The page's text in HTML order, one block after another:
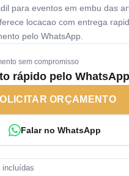
para eventos em embu das
locacao com entrega
pelo WhatsApp.
sem compromisso
rápido pelo WhatsApp
ORÇAMENTO
Falar no WhatsApp
incluídas